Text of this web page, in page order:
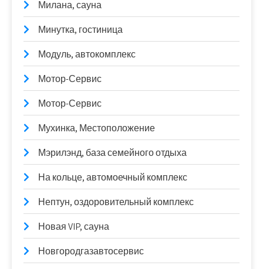
Милана, сауна
Минутка, гостиница
Модуль, автокомплекс
Мотор-Сервис
Мотор-Сервис
Мухинка, Местоположение
Мэрилэнд, база семейного отдыха
На кольце, автомоечный комплекс
Нептун, оздоровительный комплекс
Новая VIP, сауна
Новгородгазавтосервис